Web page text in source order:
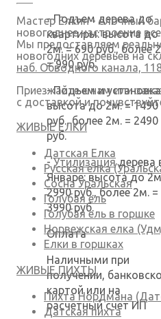
- Подъем дерева до
квартиры: высота до
2м. = 690 руб., более
= 990 руб.
- Подъем и
высота до 2м. = 1490
руб., более 2м. = 2490
руб.
-Утилизациядерева
Январе: высота до
2990 руб., более 2м. =
3990 руб.
Оплата
Наличными при
получении,
картой или на
расчетный счет ИП
Мастер Елкин - елочный
новогоднее настроение
Мы предоставляем
новогодних деревьев на
наб. Обводного канала,
Приезжайте к нам или
с доставкой и
ЖИВЫЕ ЕЛКИ
Датская Елка
Русская елка
Сосна Уральская
Голубая ель
Голубая ель в горшке
Норвежская елка
Елки в горшках
ЖИВЫЕ ПИХТЫ
Пихта Нордмана
Датская пихта